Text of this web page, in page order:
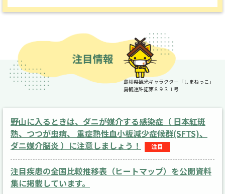
島根県観光キャラクター「しまねっこ」
島観連許諾第８９３１号
野山に入るときは、ダニが媒介する感染症（ 日本紅斑
熱、つつが虫病、 重症熱性血小板減少症候群(SFTS)、
ダニ媒介脳炎 ）に注意しましょう！
注目
注目疾患の全国比較推移表（ヒートマップ）を公開資料
集に掲載しています。